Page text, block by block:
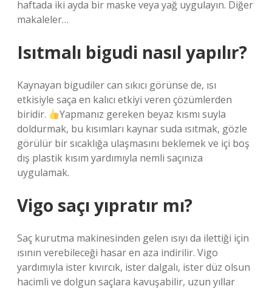
haftada iki ayda bir maske veya yağ uygulayın. Diğer
makaleler…
Isıtmalı bigudi nasıl yapılır?
Kaynayan bigudiler can sıkıcı görünse de, ısı
etkisiyle saça en kalıcı etkiyi veren çözümlerden
biridir.
Yapmanız gereken beyaz kısmı suyla
doldurmak, bu kısımları kaynar suda ısıtmak, gözle
görülür bir sıcaklığa ulaşmasını beklemek ve içi boş
dış plastik kısım yardımıyla nemli saçınıza
uygulamak.
Vigo saçı yıpratır mı?
Saç kurutma makinesinden gelen ısıyı da ilettiği için
ısının verebileceği hasar en aza indirilir. Vigo
yardımıyla ister kıvırcık, ister dalgalı, ister düz olsun
hacimli ve dolgun saçlara kavuşabilir, uzun yıllar